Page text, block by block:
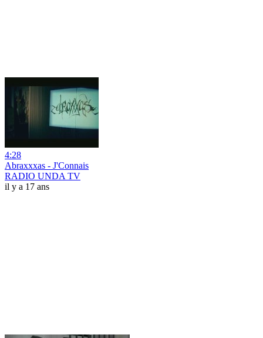
4:28
Abraxxxas - J'Connais
RADIO UNDA TV
il y a 17 ans